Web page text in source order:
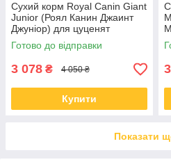
Сухий корм Royal Canin Giant
Junior (Роял Канин Джаинт
Джуніор) для цуценят
гігантських порід, 15 КГ
Готово до відправки
3 078 ₴ 4 050 ₴
Купити
Показати